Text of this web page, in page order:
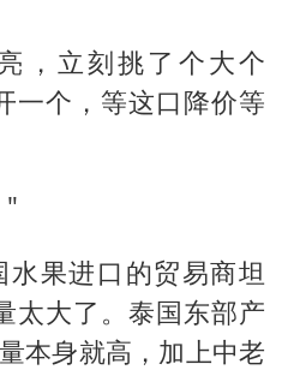
，立刻挑了个大个
一个，等这口降价等
"
果进口的贸易商坦
太大了。泰国东部产
本身就高，加上中老